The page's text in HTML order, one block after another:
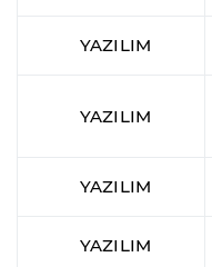
YAZILIM
YAZILIM
YAZILIM
YAZILIM